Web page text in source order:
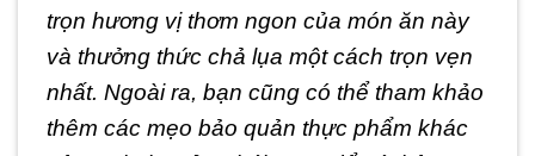
trọn hương vị thơm ngon của món ăn này
và thưởng thức chả lụa một cách trọn vẹn
nhất. Ngoài ra, bạn cũng có thể tham khảo
thêm các mẹo bảo quản thực phẩm khác